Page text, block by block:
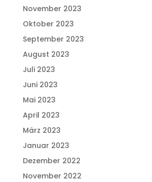
November 2023
Oktober 2023
September 2023
August 2023
Juli 2023
Juni 2023
Mai 2023
April 2023
März 2023
Januar 2023
Dezember 2022
November 2022